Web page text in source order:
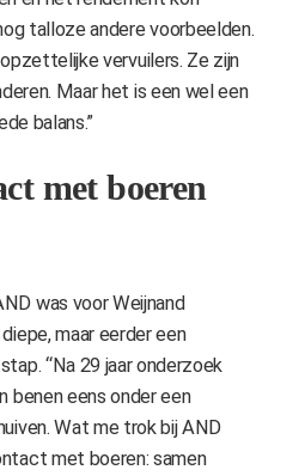
talloze andere voorbeelden.
vervuilers. Ze zijn
Maar het is een wel een
balans.”
met boeren
was voor Weijnand
maar eerder een
“Na 29 jaar onderzoek
benen eens onder een
Wat me trok bij AND
met boeren: samen